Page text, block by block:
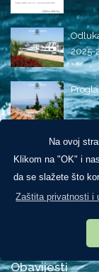
Na ovoj
Klikom na "OK" i
da se slažete što
Zaštita privatnosti i
2025-
Izdvojeno
Novosti
Obavijesti